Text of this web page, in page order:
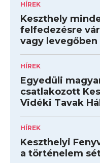
HÍREK
Keszthely
felfedezésre
vagy levegőben
HÍREK
Egyedüli
csatlakozott
Vidéki Tavak
HÍREK
Keszthelyi
a történelem